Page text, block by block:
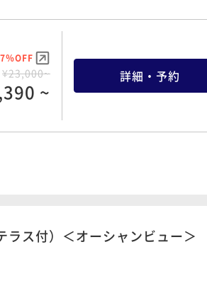
％OFF
¥23,000~
~
詳細・予約
ラス付）＜オーシャンビュー＞